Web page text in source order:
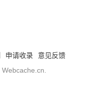
申请收录
意见反馈
Webcache.cn